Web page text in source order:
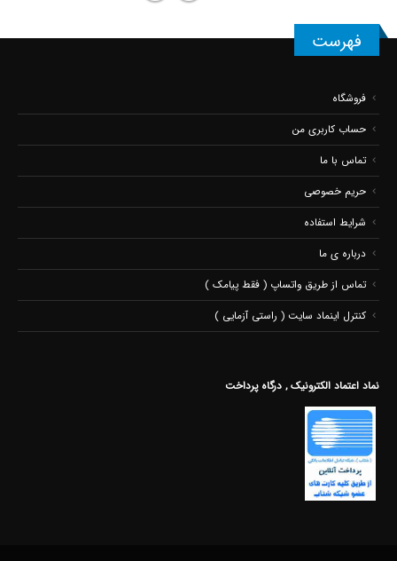
فهرست
فروشگاه
حساب کاربری من
تماس با ما
حریم خصوصی
شرایط استفاده
درباره ی ما
تماس از طریق واتساپ ( فقط پیامک )
کنترل اینماد سایت ( راستی آزمایی )
نماد اعتماد الکترونیک , درگاه پرداخت